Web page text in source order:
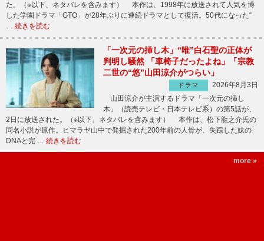
た。（※以下、ネタバレを含みます） 本作は、1998年に放送されて人気を博
した学園ドラマ「GTO」が28年ぶりに連続ドラマとして復活。50代になった“
… 続きを読む
「一次元の挿し木」“唯”白石聖の正体が
判明し騒然 「車椅子だったよね」「宗教
二世の“悠”山田涼介がつらい」
ドラマ
2026年8月3日
山田涼介が主演するドラマ「一次元の挿し
木」（読売テレビ・日本テレビ系）の第5話が、
2日に放送された。（※以下、ネタバレを含みます） 本作は、松下龍之介氏の
同名小説が原作。ヒマラヤ山中で発掘された200年前の人骨が、失踪した妹の
DNAと完 … 続きを読む
more »